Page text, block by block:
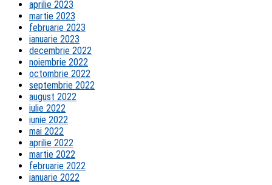
aprilie 2023
martie 2023
februarie 2023
ianuarie 2023
decembrie 2022
noiembrie 2022
octombrie 2022
septembrie 2022
august 2022
iulie 2022
iunie 2022
mai 2022
aprilie 2022
martie 2022
februarie 2022
ianuarie 2022